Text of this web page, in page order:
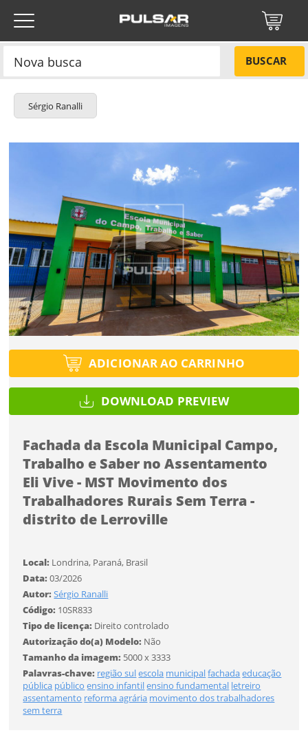
BUSCAR
Sérgio Ranalli
ADICIONAR AO CARRINHO
DOWNLOAD PREVIEW
Fachada da Escola Municipal Campo,
Trabalho e Saber no Assentamento
Eli Vive - MST Movimento dos
Trabalhadores Rurais Sem Terra -
distrito de Lerroville
Local: Londrina, Paraná, Brasil
Data:03/2026
Autor:Sérgio Ranalli
Código: 10SR833
Tipo de licença: Direito controlado
Autorização do(a) Modelo: Não
Tamanho da imagem: 5000 x 3333
Palavras-chave: região sulescola municipalfachadaeducação
pública público ensino infantilensino fundamental letreiro
assentamento reforma agrária movimento dos trabalhadores
sem terra
Título do projeto
Tipo de projeto
Selecione
Utilização
Tamanho
Códigos
Título do projeto
Tipo de projeto
Selecione
Formato
Tamanho
FINALIZAR
ENTRAR
Você ainda não tem conta?
CADASTRE-SE
ENTRAR
ENVIAR
Protegido por reCAPTCHA —Privacidade·Termos
Desejo receber novidades sobre a Pulsar Imagens
Li e concordo com os Termos de Uso do site
NÃO
SIM
Título do projeto
Tipo de projeto
Selecione
Utilização
Tamanho
Tamanho PR$ 57,00
Tamanho MR$ 114,00
Tamanho GR$ 171,00